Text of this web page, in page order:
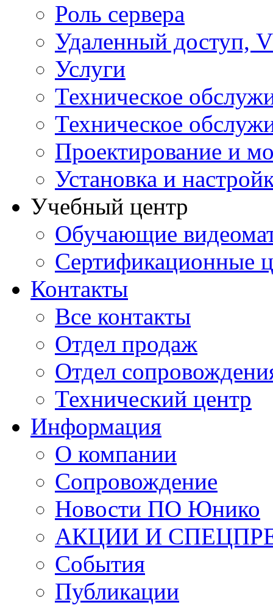
Роль сервера
Удаленный доступ,
Услуги
Техническое
Техническое
Проектирование и
Установка и
Учебный центр
Обучающие
Сертификационные
Контакты
Все контакты
Отдел продаж
Отдел
Технический центр
Информация
О компании
Сопровождение
Новости ПО Юнико
АКЦИИ И
События
Публикации